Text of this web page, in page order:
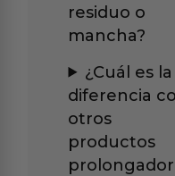
residuo o
mancha?
¿Cuál es la
diferencia
otros
productos